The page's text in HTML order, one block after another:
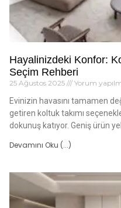
Hayalinizdeki Konfor:
Seçim Rehberi
25 Ağustos 2025 Yorum
Evinizin havasını tamamen
getiren koltuk takımı
dokunuş katıyor. Geniş ürün
Devamını Oku (...)